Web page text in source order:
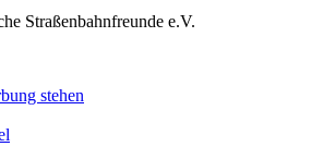
Straßenbahnfreunde e.V.
stehen